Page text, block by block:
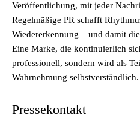
Veröffentlichung, mit jeder
Regelmäßige PR schafft
Wiedererkennung – und damit
Eine Marke, die kontinuierlich
professionell, sondern wird als
Wahrnehmung selbstverständlich.
Pressekontakt